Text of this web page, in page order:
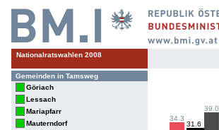
Nationalratswahlen 2008
Gemeinden in Tamsweg
Göriach
Lessach
Mariapfarr
Mauterndorf
34.3
31.6
39.0